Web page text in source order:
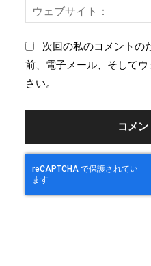
次回の私のコメントの
前、電子メール、そして
さい。